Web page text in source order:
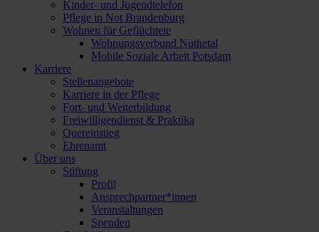
Kinder- und Jugendtelefon
Pflege in Not Brandenburg
Wohnen für Geflüchtete
Wohnungsverbund Nuthetal
Mobile Soziale Arbeit Potsdam
Karriere
Stellenangebote
Karriere in der Pflege
Fort- und Weiterbildung
Freiwilligendienst & Praktika
Quereinstieg
Ehrenamt
Über uns
Stiftung
Profil
Ansprechpartner*innen
Veranstaltungen
Spenden